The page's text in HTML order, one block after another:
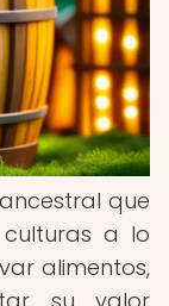
que
a lo
alimentos,